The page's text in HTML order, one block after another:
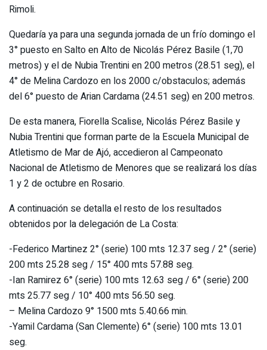
Rimoli.
Quedaría ya para una segunda jornada de un frío domingo el
3° puesto en Salto en Alto de Nicolás Pérez Basile (1,70
metros) y el de Nubia Trentini en 200 metros (28.51 seg), el
4° de Melina Cardozo en los 2000 c/obstaculos; además
del 6° puesto de Arian Cardama (24.51 seg) en 200 metros.
De esta manera, Fiorella Scalise, Nicolás Pérez Basile y
Nubia Trentini que forman parte de la Escuela Municipal de
Atletismo de Mar de Ajó, accedieron al Campeonato
Nacional de Atletismo de Menores que se realizará los días
1 y 2 de octubre en Rosario.
A continuación se detalla el resto de los resultados
obtenidos por la delegación de La Costa:
-Federico Martinez 2° (serie) 100 mts 12.37 seg / 2° (serie)
200 mts 25.28 seg / 15° 400 mts 57.88 seg.
-Ian Ramirez 6° (serie) 100 mts 12.63 seg / 6° (serie) 200
mts 25.77 seg / 10° 400 mts 56.50 seg.
– Melina Cardozo 9° 1500 mts 5.40.66 min.
-Yamil Cardama (San Clemente) 6° (serie) 100 mts 13.01
seg.